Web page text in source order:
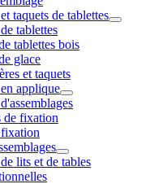
taquets de tablettes
tablettes
tablettes bois
glace
et taquets
applique
de fixation
lits et de tables